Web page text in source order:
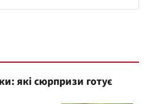
які сюрпризи готує